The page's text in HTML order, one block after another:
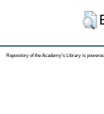
Repository of the Academy's Library is